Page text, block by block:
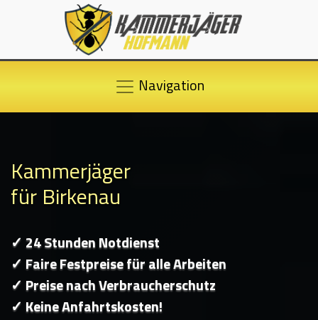
Navigation
Kammerjäger
für Birkenau
✓ 24 Stunden Notdienst
✓ Faire Festpreise für alle Arbeiten
✓ Preise nach Verbraucherschutz
✓ Keine Anfahrtskosten!